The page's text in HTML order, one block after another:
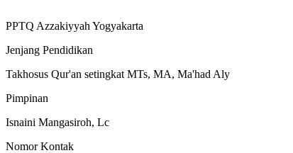
PPTQ Azzakiyyah Yogyakarta
Jenjang Pendidikan
Takhosus Qur'an setingkat MTs, MA, Ma'had Aly
Pimpinan
Isnaini Mangasiroh, Lc
Nomor Kontak